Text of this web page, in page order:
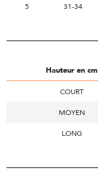
5
31-34
Hauteur en cm
COURT
MOYEN
LONG